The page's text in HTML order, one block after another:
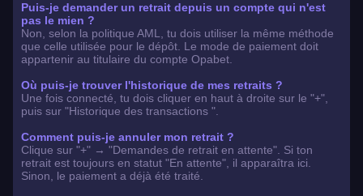
Puis-je demander un retrait depuis un compte qui n'est
pas le mien ?
Non, selon la politique AML, tu dois utiliser la même méthode
que celle utilisée pour le dépôt. Le mode de paiement doit
appartenir au titulaire du compte Opabet.
Où puis-je trouver l'historique de mes retraits ?
Une fois connecté, tu dois cliquer en haut à droite sur le "+",
puis sur "Historique des transactions ".
Comment puis-je annuler mon retrait ?
Clique sur "+" → "Demandes de retrait en attente". Si ton
retrait est toujours en statut "En attente", il apparaîtra ici.
Sinon, le paiement a déjà été traité.